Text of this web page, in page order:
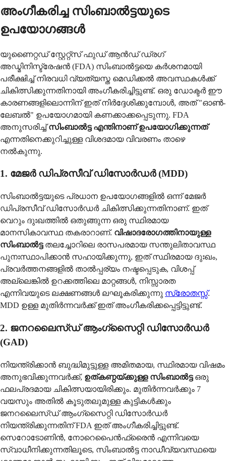
അംഗീകരിച്ച സിംബാൽട്ടയുടെ
ഉപയോഗങ്ങൾ
യുണൈറ്റഡ് സ്റ്റേറ്റ്സ് ഫുഡ് ആൻഡ് ഡ്രഗ്
അഡ്മിനിസ്ട്രേഷൻ (FDA) സിംബാൽട്ടയെ കർശനമായി
പരീക്ഷിച്ച് നിരവധി വ്യത്യസ്ത മെഡിക്കൽ അവസ്ഥകൾക്ക്
ചികിത്സിക്കുന്നതിനായി അംഗീകരിച്ചിട്ടുണ്ട്. ഒരു ഡോക്ടർ ഈ
കാരണങ്ങളിലൊന്നിന് ഇത് നിർദ്ദേശിക്കുമ്പോൾ, അത് "ഓൺ-
ലേബൽ" ഉപയോഗമായി കണക്കാക്കപ്പെടുന്നു. FDA
അനുസരിച്ച്സിംബാൽട്ട എന്തിനാണ് ഉപയോഗിക്കുന്നത്
എന്നതിനെക്കുറിച്ചുള്ള വിശദമായ വിവരണം താഴെ
നൽകുന്നു.
1. മേജർ ഡിപ്രസീവ് ഡിസോർഡർ (MDD)
സിംബാൽട്ടയുടെ പ്രധാന ഉപയോഗങ്ങളിൽ ഒന്ന് മേജർ
ഡിപ്രസീവ് ഡിസോർഡർ ചികിത്സിക്കുന്നതിനാണ്. ഇത്
വെറും ദുഃഖത്തിൽ ഒതുങ്ങുന്ന ഒരു സ്ഥിരമായ
മാനസികാവസ്ഥ തകരാറാണ്. വിഷാദരോഗത്തിനായുള്ള
സിംബാൽട്ടതലച്ചോറിലെ രാസപരമായ സന്തുലിതാവസ്ഥ
പുനഃസ്ഥാപിക്കാൻ സഹായിക്കുന്നു, ഇത് സ്ഥിരമായ ദുഃഖം,
പ്രവർത്തനങ്ങളിൽ താൽപ്പര്യം നഷ്ടപ്പെടുക, വിശപ്പ്
അല്ലെങ്കിൽ ഉറക്കത്തിലെ മാറ്റങ്ങൾ, നിസ്സാരത
എന്നിവയുടെ ലക്ഷണങ്ങൾ ലഘൂകരിക്കുന്നു സ്രോതസ്സ്.
MDD ഉള്ള മുതിർന്നവർക്ക് ഇത് അംഗീകരിക്കപ്പെട്ടിട്ടുണ്ട്.
2. ജനറലൈസ്ഡ് ആംഗ്സൈറ്റി ഡിസോർഡർ
(GAD)
നിയന്ത്രിക്കാൻ ബുദ്ധിമുട്ടുള്ള അമിതമായ, സ്ഥിരമായ വിഷമം
അനുഭവിക്കുന്നവർക്ക്, ഉത്കണ്ഠയ്ക്കുള്ള സിംബാൽട്ടഒരു
ഫലപ്രദമായ ചികിത്സയായിരിക്കും. മുതിർന്നവർക്കും 7
വയസും അതിൽ കൂടുതലുമുള്ള കുട്ടികൾക്കും
ജനറലൈസ്ഡ് ആംഗ്സൈറ്റി ഡിസോർഡർ
നിയന്ത്രിക്കുന്നതിന് FDA ഇത് അംഗീകരിച്ചിട്ടുണ്ട്.
സെറോടോണിൻ, നോറെപൈൻഫ്രൈൻ എന്നിവയെ
സ്വാധീനിക്കുന്നതിലൂടെ, സിംബാൽട്ട നാഡീവ്യവസ്ഥയെ